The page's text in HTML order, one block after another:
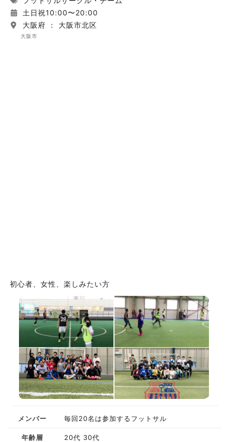
土日祝10:00〜20:00
大阪府 ： 大阪市北区
大阪市
初心者、女性、楽しみたい方
メンバー 毎回20名は参加するフットサル
年齢層 20代 30代